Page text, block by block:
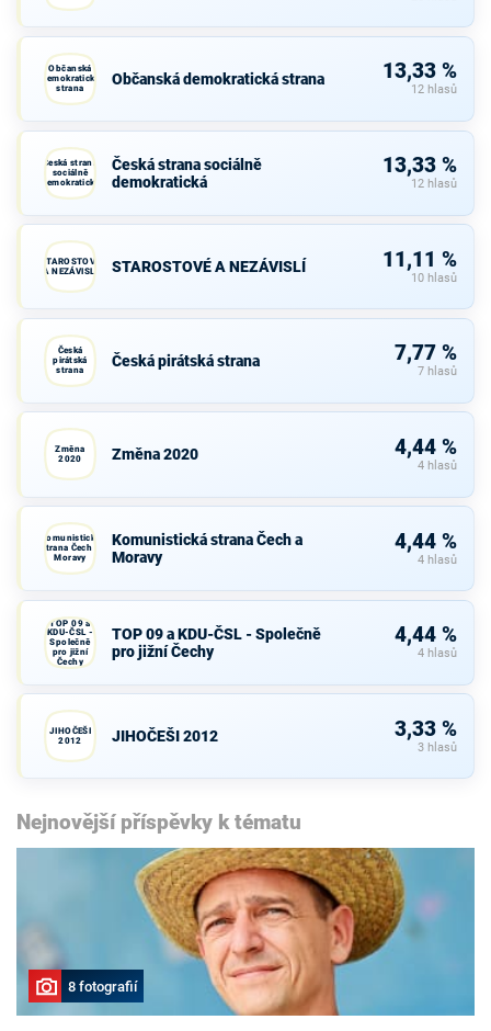
Občanská
demokratická
strana
Občanská demokratická strana 13,33 %
12 hlasů
Česká strana
sociálně
demokratická
Česká strana sociálně
demokratická
13,33 %
12 hlasů
STAROSTOVÉ
A NEZÁVISLÍ
STAROSTOVÉ A NEZÁVISLÍ 11,11 %
10 hlasů
Česká
pirátská
strana
Česká pirátská strana 7,77 %
7 hlasů
Změna
2020
Změna 2020 4,44 %
4 hlasů
Komunistická
strana Čech a
Moravy
Komunistická strana Čech a
Moravy
4,44 %
4 hlasů
TOP 09 a
KDU-ČSL -
Společně
pro jižní
Čechy
TOP 09 a KDU-ČSL - Společně
pro jižní Čechy
4,44 %
4 hlasů
JIHOČEŠI
2012
JIHOČEŠI 2012 3,33 %
3 hlasů
Nejnovější příspěvky k tématu
8 fotografií